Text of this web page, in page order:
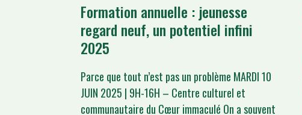
Formation annuelle : jeunesse
regard neuf, un potentiel infini
2025
Parce que tout n’est pas un problème MARDI 10
JUIN 2025 | 9H-16H – Centre culturel et
communautaire du Cœur immaculé On a souvent